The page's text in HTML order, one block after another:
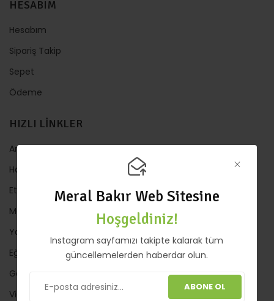
Meral Bakır Web Sitesine
Hoşgeldiniz!
Instagram sayfamızı takipte kalarak tüm
güncellemelerden haberdar olun.
ABONE OL
HESABIM
Hesabım
Sipariş Takip
Sepet
Ödeme
HIZLI LİNKLER
Anasayfa
Hakkında
Etkinlik
Mağaza
Yazılar
Eğitimler
Galeri
Video